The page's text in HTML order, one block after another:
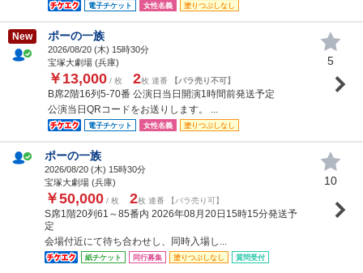
電子チケット 女性名義 塗りつぶしなし
New ポーの一族
2026/08/20 (木) 15時30分
宝塚大劇場 (兵庫)
￥13,000 / 枚 2枚 連番 【バラ売り不可】
B席2階16列5-70番 公演日当日開演1時間前発送予定
公演当日QRコードをお送りします。 ...
電子チケット 女性名義 塗りつぶしなし
5
ポーの一族
2026/08/20 (木) 15時30分
宝塚大劇場 (兵庫)
￥50,000 / 枚 2枚 連番 【バラ売り可】
S席1階20列61～85番内 2026年08月20日15時15分発送予
定
会場付近にて待ち合わせし、同時入場し...
紙チケット 同行募集 塗りつぶしなし 質問受付
10